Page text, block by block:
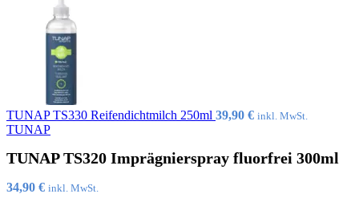
TUNAP TS330 Reifendichtmilch 250ml 39,90 € inkl. MwSt.
TUNAP
TUNAP TS320 Imprägnierspray fluorfrei 300ml
34,90 € inkl. MwSt.